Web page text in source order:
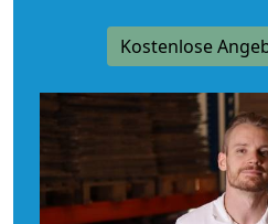
Kostenlose